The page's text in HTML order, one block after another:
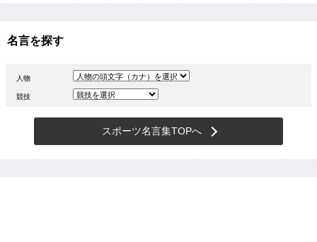
名言を探す
人物
競技
スポーツ名言集TOPへ